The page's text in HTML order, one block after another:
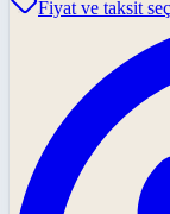
Fiyat ve taksit